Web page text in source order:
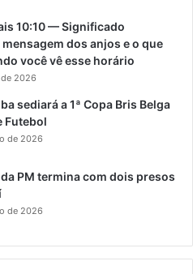
10:10 — Significado
dos anjos e o que
você vê esse horário
2026
sediará a 1ª Copa Bris Belga
Futebol
de 2026
PM termina com dois presos
de 2026